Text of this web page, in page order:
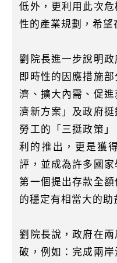
低外，更利用此次
性的產業規劃，希望
劉院長進一步說明
即時性的因應措施
濟、擴大內需、促
濟新方案」及政府
勞工的「三挺政策
利的推出，更是獲
評，並成為許多國
第一個提出存款全
的穩定有相當大的助
劉院長說，政府在
破，例如：完成兩